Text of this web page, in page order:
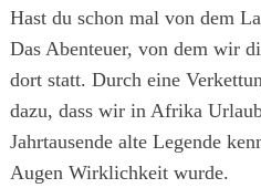
Hast du schon mal von dem
Das Abenteuer, von dem wir
dort statt. Durch eine
dazu, dass wir in Afrika
Jahrtausende alte Legende
Augen Wirklichkeit wurde.